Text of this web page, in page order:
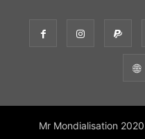
Mr Mondialisation